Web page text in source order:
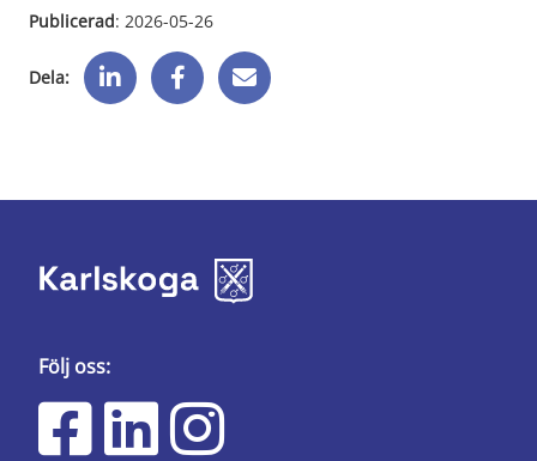
Publicerad: 2026-05-26
Dela:
Följ oss: